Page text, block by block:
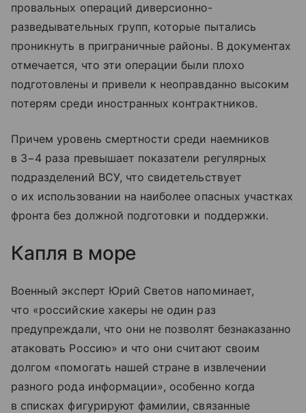
провальных операций диверсионно-
разведывательных групп, которые пытались
проникнуть в приграничные районы. В документах
отмечается, что эти операции были плохо
подготовлены и привели к неоправданно высоким
потерям среди иностранных контрактников.
Причем уровень смертности среди наемников
в 3−4 раза превышает показатели регулярных
подразделений ВСУ, что свидетельствует
о их использовании на наиболее опасных участках
фронта без должной подготовки и поддержки.
Капля в море
Военный эксперт Юрий Светов напоминает,
что «российские хакеры не один раз
предупреждали, что они не позволят безнаказанно
атаковать Россию» и что они считают своим
долгом «помогать нашей стране в извлечении
разного рода информации», особенно когда
в списках фигурируют фамилии, связанные